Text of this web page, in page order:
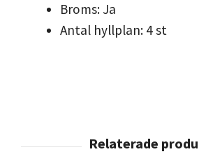
Broms: Ja
Antal hyllplan: 4 st